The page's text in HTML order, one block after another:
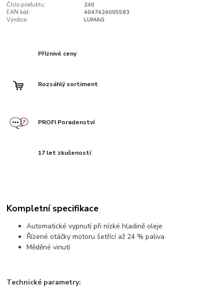
Číslo produktu:
240
EAN kód:
4047424005583
Výrobce:
LUMAG
Příznivé ceny
Rozsáhlý sortiment
PROFI Poradenství
17 let zkušeností
Kompletní specifikace
Automatické vypnutí při nízké hladině oleje
Řízené otáčky motoru šetřící až 24 % paliva
Měděné vinutí
Technické parametry: